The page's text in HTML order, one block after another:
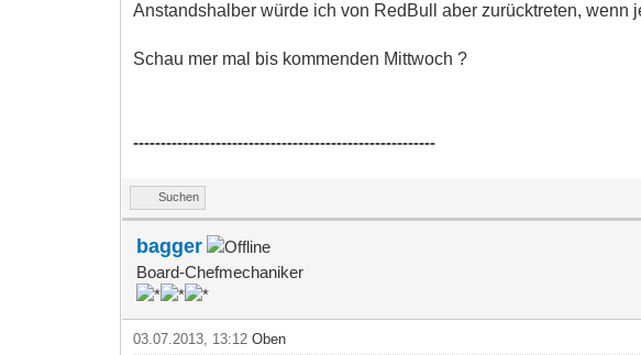
Anstandshalber würde ich von RedBull aber zurücktreten, wenn
Schau mer mal bis kommenden Mittwoch ?
-------------------------------------------------------
Suchen
bagger
Board-Chefmechaniker
03.07.2013, 13:12Oben